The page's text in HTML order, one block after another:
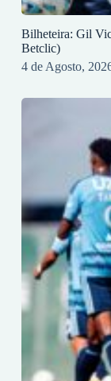
Bilheteira: Gil
Betclic)
4 de Agosto,